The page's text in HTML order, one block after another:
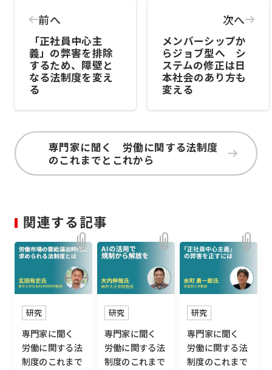
前へ
「正社員中心主
義」の弊害を排除
するため、障壁と
なる法制度を変え
る
次へ
メンバーシップか
らジョブ型へ シ
ステムの修正は日
本社会のあり方も
変える
専門家に聞く 労働に関する法制度
のこれまでとこれから
関連する記事
研究
専門家に聞く
労働に関する法
制度のこれまで
研究
専門家に聞く
労働に関する法
制度のこれまで
研究
専門家に聞く
労働に関する法
制度のこれまで